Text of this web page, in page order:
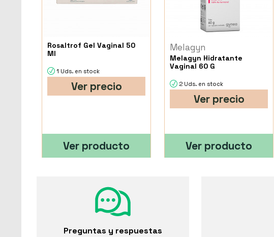
Rosaltrof Gel Vaginal 50
Ml
1 Uds. en stock
Ver precio
Ver producto
Melagyn
Melagyn Hidratante
Vaginal 60 G
2 Uds. en stock
Ver precio
Ver producto
Preguntas y respuestas